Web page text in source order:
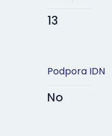
13
Podpora IDN
No